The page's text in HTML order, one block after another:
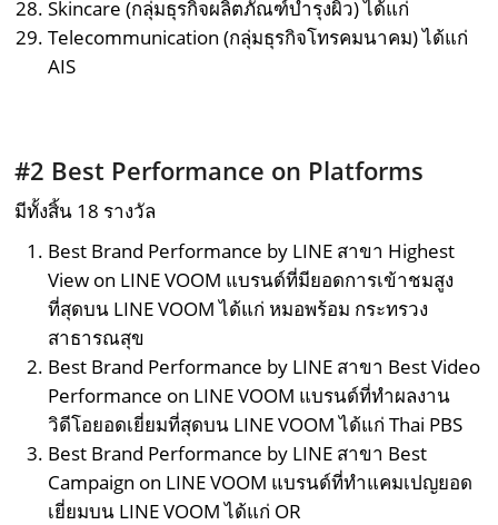
Skincare (กลุ่มธุรกิจผลิตภัณฑ์บำรุงผิว) ได้แก่
Telecommunication (กลุ่มธุรกิจโทรคมนาคม) ได้แก่
AIS
#2 Best Performance on Platforms
มีทั้งสิ้น 18 รางวัล
Best Brand Performance by LINE สาขา Highest
View on LINE VOOM แบรนด์ที่มียอดการเข้าชมสูง
ที่สุดบน LINE VOOM ได้แก่ หมอพร้อม กระทรวง
สาธารณสุข
Best Brand Performance by LINE สาขา Best Video
Performance on LINE VOOM แบรนด์ที่ทำผลงาน
วิดีโอยอดเยี่ยมที่สุดบน LINE VOOM ได้แก่ Thai PBS
Best Brand Performance by LINE สาขา Best
Campaign on LINE VOOM แบรนด์ที่ทำแคมเปญยอด
เยี่ยมบน LINE VOOM ได้แก่ OR